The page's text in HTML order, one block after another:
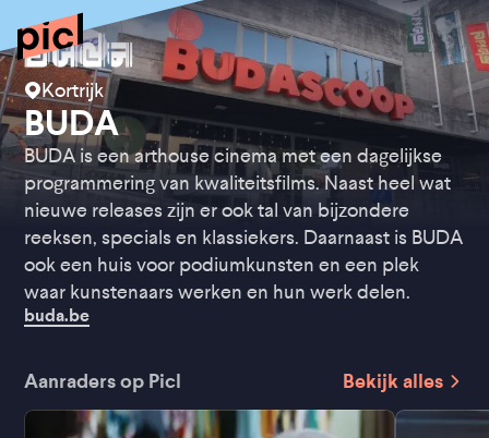
Kortrijk
BUDA
BUDA is een arthouse cinema met een dagelijkse
programmering van kwaliteitsfilms. Naast heel wat
nieuwe releases zijn er ook tal van bijzondere
reeksen, specials en klassiekers. Daarnaast is BUDA
ook een huis voor podiumkunsten en een plek
waar kunstenaars werken en hun werk delen.
buda.be
Aanraders op Picl Bekijk alles